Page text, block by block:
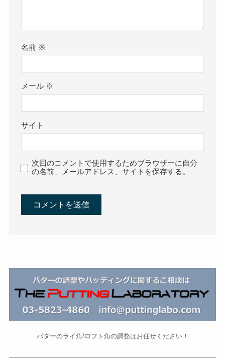
名前 ※
メール ※
サイト
次回のコメントで使用するためブラウザーに自分
の名前、メールアドレス、サイトを保存する。
パターのライ角/ロフト角の調整はお任せください！